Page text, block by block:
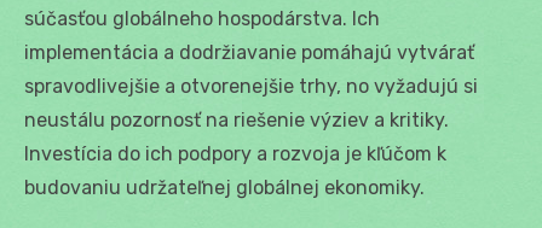
súčasťou globálneho hospodárstva. Ich
implementácia a dodržiavanie pomáhajú vytvárať
spravodlivejšie a otvorenejšie trhy, no vyžadujú si
neustálu pozornosť na riešenie výziev a kritiky.
Investícia do ich podpory a rozvoja je kľúčom k
budovaniu udržateľnej globálnej ekonomiky.